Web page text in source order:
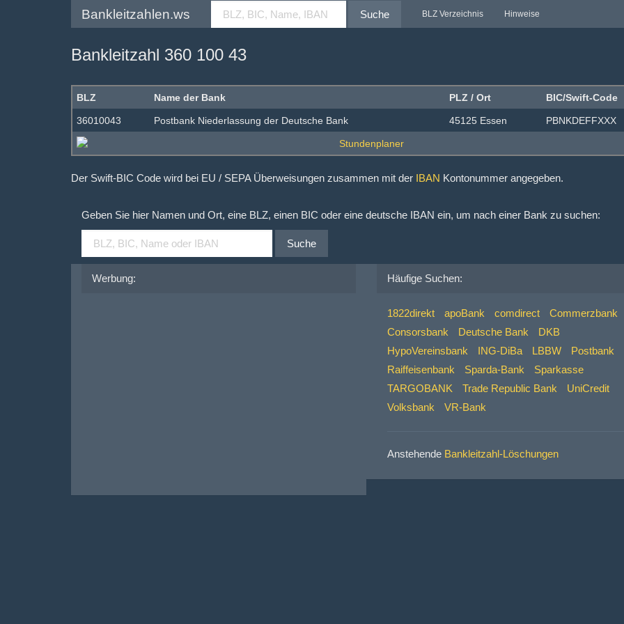
Bankleitzahlen.ws Suche BLZ Verzeichnis Hinweise
Bankleitzahl 360 100 43
BLZ Name der Bank PLZ / Ort BIC/Swift-Code
36010043 Postbank Niederlassung der Deutsche Bank 45125 Essen PBNKDEFFXXX
Der Swift-BIC Code wird bei EU / SEPA Überweisungen zusammen mit der IBAN Kontonummer angegeben.
Geben Sie hier Namen und Ort, eine BLZ, einen BIC oder eine deutsche IBAN ein, um nach einer Bank zu suchen:
Suche
Werbung: Häufige Suchen:
1822direkt apoBank comdirect
Commerzbank
Consorsbank
Deutsche Bank
DKB
HypoVereinsbank
ING-DiBa LBBW
Postbank
Raiffeisenbank
Sparda-Bank
Sparkasse
TARGOBANK
Trade Republic Bank
UniCredit
Volksbank
VR-Bank
Anstehende Bankleitzahl-Löschungen